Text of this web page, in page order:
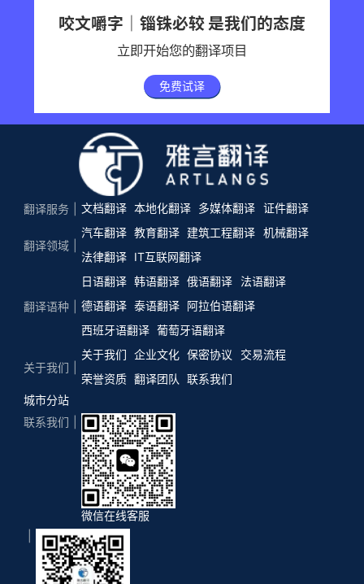
咬文嚼字｜锱铢必较 是我们的态度
立即开始您的翻译项目
免费试译
翻译服务 文档翻译 本地化翻译 多媒体翻译 证件翻译
翻译领域
汽车翻译 教育翻译 建筑工程翻译 机械翻译
法律翻译
IT互联网翻译
翻译语种
日语翻译 韩语翻译 俄语翻译
法语翻译
德语翻译 泰语翻译 阿拉伯语翻译
西班牙语翻译 葡萄牙语翻译
关于我们
关于我们 企业文化 保密协议
交易流程
荣誉资质 翻译团队
联系我们
城市分站
联系我们
微信在线客服